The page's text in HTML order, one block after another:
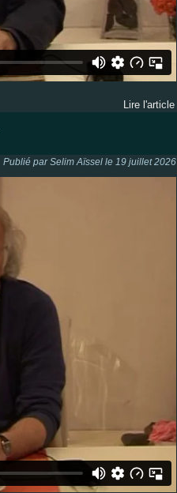
Lire l'article
Publié par Selim Aïssel le 19 juillet 2026